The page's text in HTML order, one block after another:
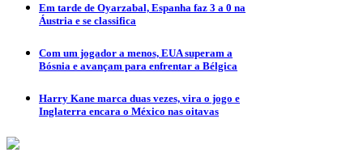
Em tarde de Oyarzabal, Espanha faz 3 a 0 na
Áustria e se classifica
Com um jogador a menos, EUA superam a
Bósnia e avançam para enfrentar a Bélgica
Harry Kane marca duas vezes, vira o jogo e
Inglaterra encara o México nas oitavas